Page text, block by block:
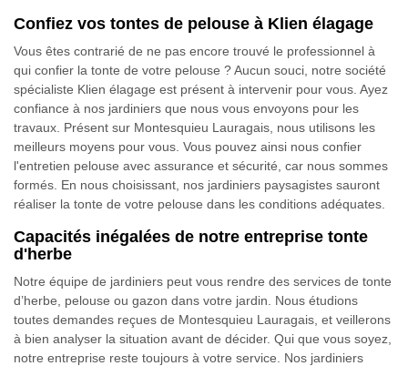
Confiez vos tontes de pelouse à Klien élagage
Vous êtes contrarié de ne pas encore trouvé le professionnel à
qui confier la tonte de votre pelouse ? Aucun souci, notre société
spécialiste Klien élagage est présent à intervenir pour vous. Ayez
confiance à nos jardiniers que nous vous envoyons pour les
travaux. Présent sur Montesquieu Lauragais, nous utilisons les
meilleurs moyens pour vous. Vous pouvez ainsi nous confier
l'entretien pelouse avec assurance et sécurité, car nous sommes
formés. En nous choisissant, nos jardiniers paysagistes sauront
réaliser la tonte de votre pelouse dans les conditions adéquates.
Capacités inégalées de notre entreprise tonte
d'herbe
Notre équipe de jardiniers peut vous rendre des services de tonte
d’herbe, pelouse ou gazon dans votre jardin. Nous étudions
toutes demandes reçues de Montesquieu Lauragais, et veillerons
à bien analyser la situation avant de décider. Qui que vous soyez,
notre entreprise reste toujours à votre service. Nos jardiniers